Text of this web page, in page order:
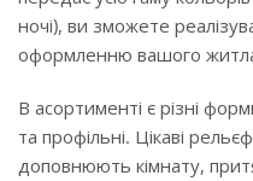
ночі), ви зможете
оформленню вашого
В асортименті є різні
та профільні. Цікаві
доповнюють кімнату,